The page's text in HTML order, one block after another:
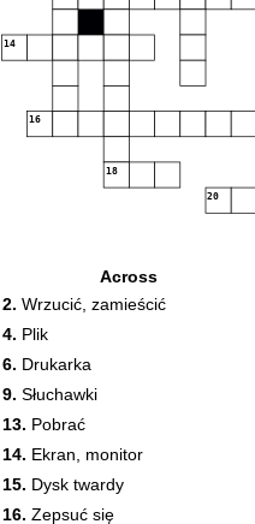
14
16
18
20
Across
2. Wrzucić, zamieścić
4. Plik
6. Drukarka
9. Słuchawki
13. Pobrać
14. Ekran, monitor
15. Dysk twardy
16. Zepsuć się